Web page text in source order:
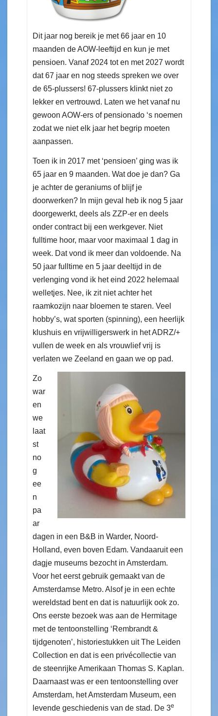
Dit jaar nog bereik je met 66 jaar en 10
maanden de AOW-leeftijd en kun je met
pensioen. Vanaf 2024 tot en met 2027 wordt
dat 67 jaar en nog steeds spreken we over
de 65-plussers! 67-plussers klinkt niet zo
lekker en vertrouwd. Laten we het vanaf nu
gewoon AOW-ers of pensionado ‘s noemen
zodat we niet elk jaar het begrip moeten
aanpassen.
Toen ik in 2017 met ‘pensioen’ ging was ik
65 jaar en 9 maanden. Wat doe je dan? Ga
je achter de geraniums of blijf je
doorwerken? In mijn geval heb ik nog 5 jaar
doorgewerkt, deels als ZZP-er en deels
onder contract bij een werkgever. Niet
fulltime hoor, maar voor maximaal 1 dag in
week. Dat vond ik meer dan voldoende. Na
50 jaar fulltime en 5 jaar deeltijd in de
verlenging vond ik het eind 2022 helemaal
welletjes. Nee, ik zit niet achter het
raamkozijn naar bloemen te staren. Veel
hobby’s, wat sporten (spinning), een heerlijk
klushuis en vrijwilligerswerk in het ADRZ/+
vullen de week en als vrouwlief vrij is
verlaten we Zeeland en gaan we op pad.
Zo
war
en
we
laat
st
no
g
ee
n
pa
ar
dagen in een B&B in Warder, Noord-
Holland, even boven Edam. Vandaaruit een
dagje museums bezocht in Amsterdam.
Voor het eerst gebruik gemaakt van de
Amsterdamse Metro. Alsof je in een echte
wereldstad bent en dat is natuurlijk ook zo.
Ons eerste bezoek was aan de Hermitage
met de tentoonstelling ‘Rembrandt &
tijdgenoten’, historiestukken uit The Leiden
Collection en dat is een privécollectie van
de steenrijke Amerikaan Thomas S. Kaplan.
Daarnaast was er een tentoonstelling over
Amsterdam, het Amsterdam Museum, een
levende geschiedenis van de stad. De 3e